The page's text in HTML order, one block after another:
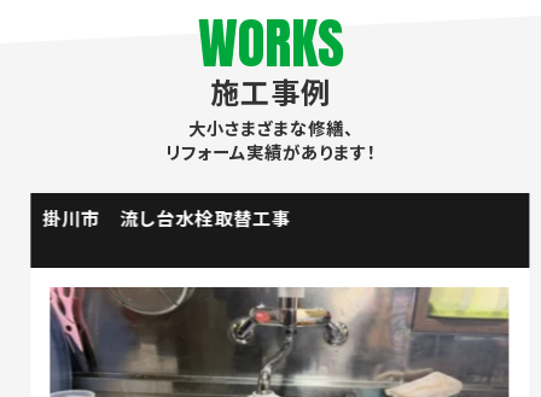
WORKS
施工事例
大小さまざまな修繕、
リフォーム実績があります！
掛川市 流し台水栓取替工事